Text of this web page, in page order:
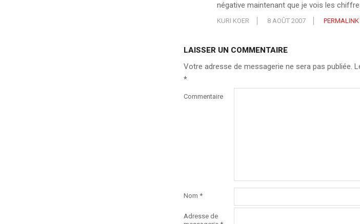
négative maintenant que je vois les
KURI KOER 8 AOÛT 2007 PERMALINK
LAISSER UN COMMENTAIRE
Votre adresse de messagerie ne sera pas publiée.
*
Commentaire
Nom *
Adresse de